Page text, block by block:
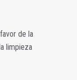
de la
limpieza